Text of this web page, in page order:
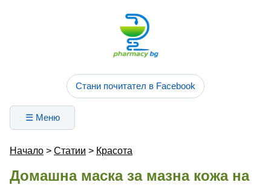
Стани почитател в Facebook
☰ Меню
Начало > Статии > Красота
Домашна маска за мазна кожа на